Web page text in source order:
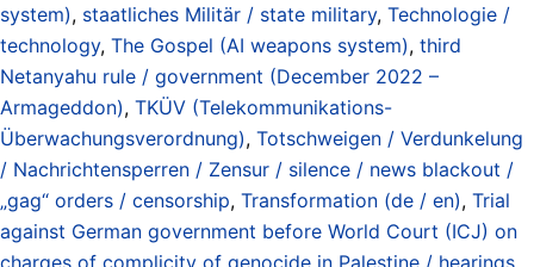
system), staatliches Militär / state military, Technologie /
technology, The Gospel (AI weapons system), third
Netanyahu rule / government (December 2022 –
Armageddon), TKÜV (Telekommunikations-
Überwachungsverordnung), Totschweigen / Verdunkelung
/ Nachrichtensperren / Zensur / silence / news blackout /
„gag“ orders / censorship, Transformation (de / en), Trial
against German government before World Court (ICJ) on
charges of complicity of genocide in Palestine / hearings